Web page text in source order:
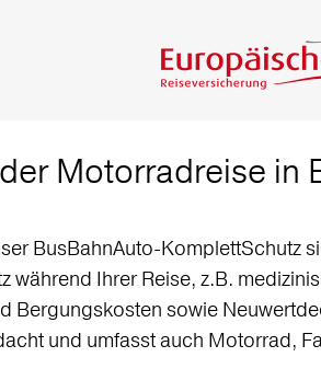
Motorradreise in
BusBahnAuto-KomplettSchutz
Ihrer Reise, z.B.
Bergungskosten sowie
und umfasst auch Motorrad,